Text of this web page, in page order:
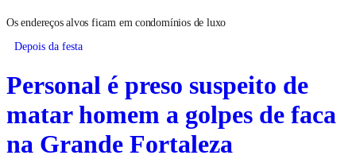
Os endereços alvos ficam em condomínios de luxo
Depois da festa
Personal é preso suspeito de
matar homem a golpes de faca
na Grande Fortaleza